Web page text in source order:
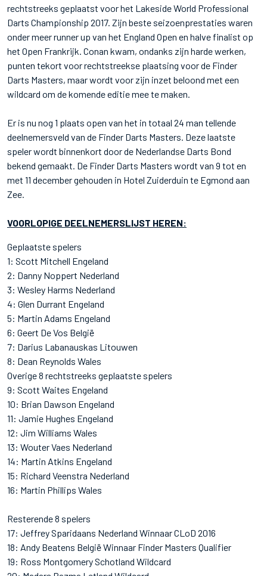
rechtstreeks geplaatst voor het Lakeside World Professional
Darts Championship 2017. Zijn beste seizoenprestaties waren
onder meer runner up van het England Open en halve finalist op
het Open Frankrijk. Conan kwam, ondanks zijn harde werken,
punten tekort voor rechtstreekse plaatsing voor de Finder
Darts Masters, maar wordt voor zijn inzet beloond met een
wildcard om de komende editie mee te maken.
Er is nu nog 1 plaats open van het in totaal 24 man tellende
deelnemersveld van de Finder Darts Masters. Deze laatste
speler wordt binnenkort door de Nederlandse Darts Bond
bekend gemaakt. De Finder Darts Masters wordt van 9 tot en
met 11 december gehouden in Hotel Zuiderduin te Egmond aan
Zee.
VOORLOPIGE DEELNEMERSLIJST HEREN:
Geplaatste spelers
1: Scott Mitchell Engeland
2: Danny Noppert Nederland
3: Wesley Harms Nederland
4: Glen Durrant Engeland
5: Martin Adams Engeland
6: Geert De Vos België
7: Darius Labanauskas Litouwen
8: Dean Reynolds Wales
Overige 8 rechtstreeks geplaatste spelers
9: Scott Waites Engeland
10: Brian Dawson Engeland
11: Jamie Hughes Engeland
12: Jim Williams Wales
13: Wouter Vaes Nederland
14: Martin Atkins Engeland
15: Richard Veenstra Nederland
16: Martin Phillips Wales
Resterende 8 spelers
17: Jeffrey Sparidaans Nederland Winnaar CLoD 2016
18: Andy Beatens België Winnaar Finder Masters Qualifier
19: Ross Montgomery Schotland Wildcard